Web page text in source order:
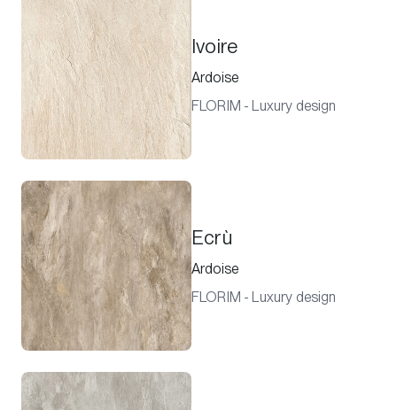
Ivoire
Ardoise
FLORIM - Luxury design
Ecrù
Ardoise
FLORIM - Luxury design